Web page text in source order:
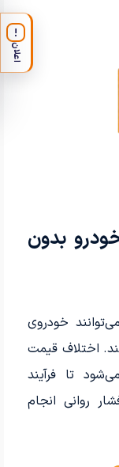
بدون
خودروی
اختلاف قیمت
تا فرآیند
روانی انجام
!
اعلان